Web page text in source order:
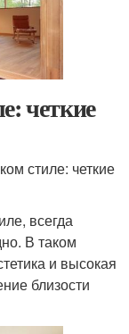
четкие
стиле: четкие
всегда
В таком
и высокая
близости